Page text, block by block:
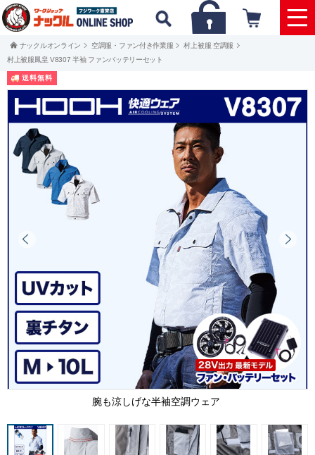
ナックルオンライン 空調服・ファン付き作業服
村上被服 空調服
村上被服鳳皇 V8307 半袖 ファンバッテリーセット
送料無料
腕も涼しげな半袖空調ウェア